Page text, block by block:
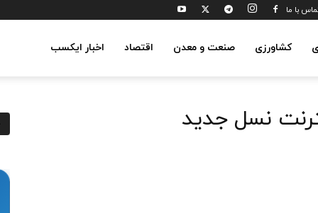
با ما
اخبار ایکسب اقتصاد صنعت و معدن کشاورزی
نسل جدید